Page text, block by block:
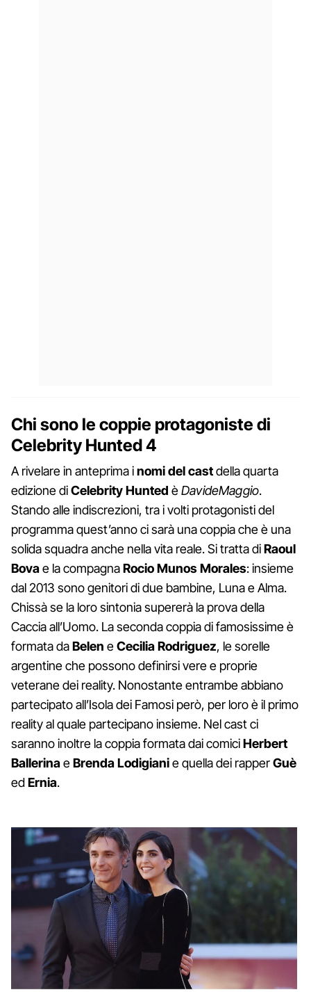
Chi sono le coppie protagoniste di
Celebrity Hunted 4
A rivelare in anteprima inomi del castdella quarta
edizione diCelebrity Hunted èDavideMaggio.
Stando alle indiscrezioni, tra i volti protagonisti del
programma quest’anno ci sarà una coppia che è una
solida squadra anche nella vita reale. Si tratta diRaoul
Bovae la compagnaRocio Munos Morales: insieme
dal 2013 sono genitori di due bambine, Luna e Alma.
Chissà se la loro sintonia supererà la prova della
Caccia all’Uomo. La seconda coppia di famosissime è
formata daBelen eCecilia Rodriguez, le sorelle
argentine che possono definirsi vere e proprie
veterane dei reality. Nonostante entrambe abbiano
partecipato all’Isola dei Famosi però, per loro è il primo
reality al quale partecipano insieme. Nel cast ci
saranno inoltre la coppia formata dai comiciHerbert
BallerinaeBrenda Lodigianie quella dei rapperGuè
edErnia.